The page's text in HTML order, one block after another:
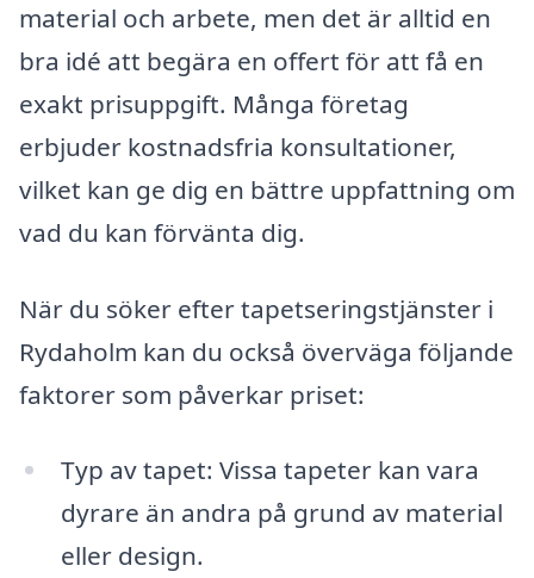
material och arbete, men det är alltid en
bra idé att begära en offert för att få en
exakt prisuppgift. Många företag
erbjuder kostnadsfria konsultationer,
vilket kan ge dig en bättre uppfattning om
vad du kan förvänta dig.
När du söker efter tapetseringstjänster i
Rydaholm kan du också överväga följande
faktorer som påverkar priset:
Typ av tapet: Vissa tapeter kan vara
dyrare än andra på grund av material
eller design.